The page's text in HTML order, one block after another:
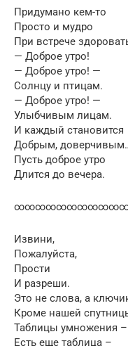
Придумано кем-то
Просто и мудро
При встрече
— Доброе утро!
— Доброе утро! —
Солнцу и птицам.
— Доброе утро! —
Улыбчивым лицам.
И каждый становится
Добрым,
Пусть доброе утро
Длится до вечера.
Извини,
Пожалуйста,
Прости
И разреши.
Это не слова, а
Кроме нашей
Таблицы умножения –
Есть еще таблица –